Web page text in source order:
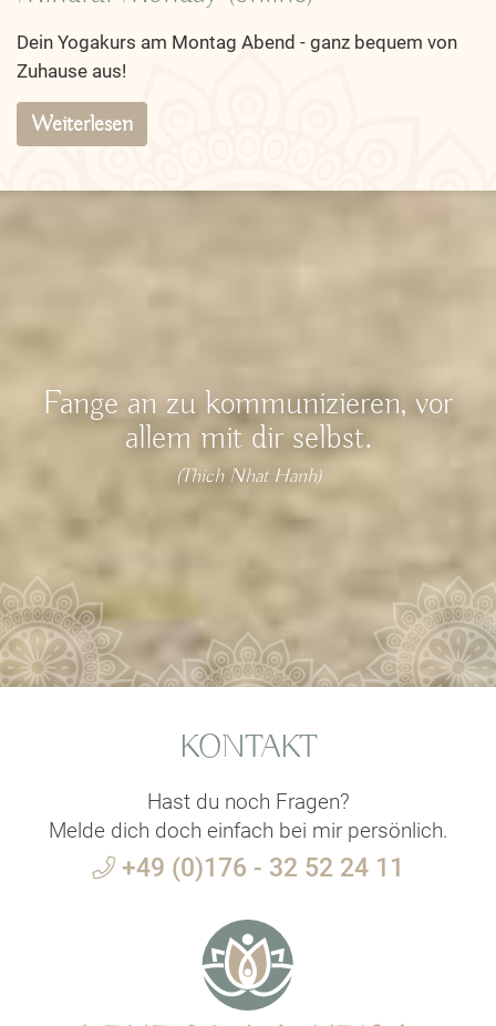
Dein Yogakurs am Montag Abend - ganz bequem von
Zuhause aus!
Weiterlesen
Fange an zu kommunizieren, vor
allem mit dir selbst.
(Thich Nhat Hanh)
KONTAKT
Hast du noch Fragen?
Melde dich doch einfach bei mir persönlich.
+49 (0)176 - 32 52 24 11